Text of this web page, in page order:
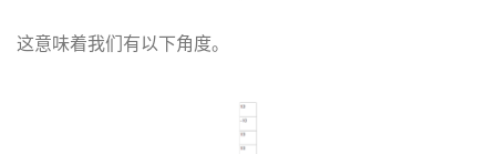
这意味着我们有以下角度。